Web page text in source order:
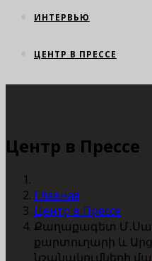
ИНТЕРВЬЮ
ЦЕНТР В ПРЕССЕ
Центр в Прессе
Главная
Центр в Прессе
Քաղաքագետ
քարտուղարի և
նշանակումների